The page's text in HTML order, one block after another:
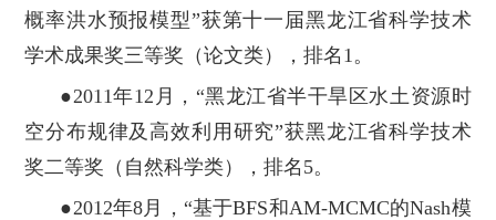
概率洪水预报模型”获第十一届黑龙江省科学技术
学术成果奖三等奖（论文类），排名1。
●2011年12月，“黑龙江省半干旱区水土资源时
空分布规律及高效利用研究”获黑龙江省科学技术
奖二等奖（自然科学类），排名5。
●2012年8月，“基于BFS和AM-MCMC的Nash模